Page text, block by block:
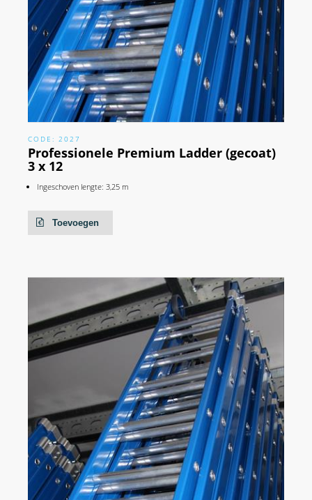
CODE: 2027
Professionele Premium Ladder (gecoat)
3 x 12
Ingeschoven lengte: 3,25 m
Toevoegen